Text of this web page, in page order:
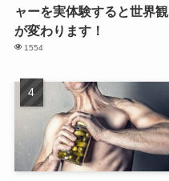
ャーを実体験すると世界観
が変わります！
1554